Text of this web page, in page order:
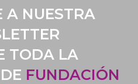
A NUESTRA
TODA LA
FUNDACIÓN